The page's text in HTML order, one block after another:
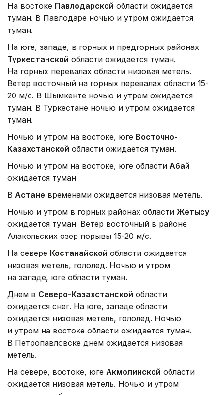
На востоке Павлодарской области ожидается
туман. В Павлодаре ночью и утром ожидается
туман.
На юге, западе, в горных и предгорных районах
Туркестанской области ожидается туман.
На горных перевалах области низовая метель.
Ветер восточный на горных перевалах области 15-
20 м/с. В Шымкенте ночью и утром ожидается
туман. В Туркестане ночью и утром ожидается
туман.
Ночью и утром на востоке, юге Восточно-
Казахстанской области ожидается туман.
Ночью и утром на востоке, юге области Абай
ожидается туман.
В Астане временами ожидается низовая метель.
Ночью и утром в горных районах области Жетысу
ожидается туман. Ветер восточный в районе
Алакольских озер порывы 15-20 м/с.
На севере Костанайской области ожидается
низовая метель, гололед. Ночью и утром
на западе, юге области туман.
Днем в Северо-Казахстанской области
ожидается снег. На юге, западе области
ожидается низовая метель, гололед. Ночью
и утром на востоке области ожидается туман.
В Петропавловске днем ожидается низовая
метель.
На севере, востоке, юге Акмолинской области
ожидается низовая метель. Ночью и утром